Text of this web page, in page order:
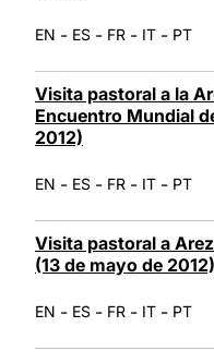
EN - ES - FR - IT - PT
Visita pastoral a la
Encuentro Mundial
2012)
EN - ES - FR - IT - PT
Visita pastoral a
(13 de mayo de 2012)
EN - ES - FR - IT - PT